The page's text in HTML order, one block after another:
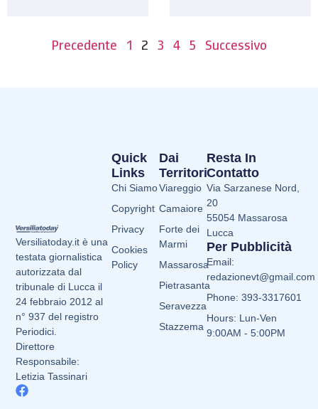
Precedente 1 2 3 4 5 Successivo
Versiliatoday.it è una
testata giornalistica
autorizzata dal
tribunale di Lucca il
24 febbraio 2012 al
n° 937 del registro
Periodici.
Direttore
Responsabile:
Letizia Tassinari
Dai
Territori
Viareggio
Camaiore
Forte dei
Marmi
Massarosa
Pietrasanta
Seravezza
Stazzema
Quick
Links
Chi Siamo
Copyright
Privacy
Cookies
Policy
Resta In
Contatto
Via Sarzanese Nord,
20
55054 Massarosa
Lucca
Per Pubblicità
Email:
redazionevt@gmail.com
Phone: 393-3317601
Hours: Lun-Ven
9:00AM - 5:00PM